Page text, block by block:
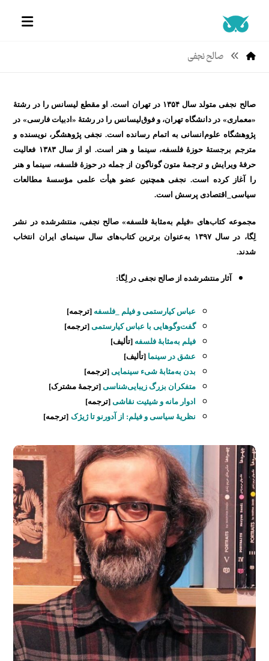
صالح نجفی
صالح نجفی متولد سال ۱۳۵۴ در تهران است. او مقطع لیسانس را در رشتۀ
«معماری» در دانشگاه تهران، و فوق‌لیسانس را در رشتۀ «ادبیات فارسی» در
پژوهشگاه علوم‌انسانی به اتمام رسانده است. نجفی پژوهشگر، نویسنده و
مترجم برجستۀ حوزهٔ فلسفه، سینما و هنر است. او از سال ۱۳۸۳ فعالیت
حرفۀ ویرایش و ترجمۀ متون گوناگون از جمله در حوزۀ فلسفه، سینما و هنر
را آغاز کرده است. نجفی همچنین عضو هیأت علمی مؤسسهٔ مطالعات
سیاسی_اقتصادی پرسش است.
مجموعه کتاب‌های «فیلم به‌‌مثابۀ فلسفه» صالح نجفی، منتشرشده در نشر
لِگا، در سال ۱۳۹۷ به‌عنوان برترین کتاب‌های سال سینمای ایران انتخاب
شدند.
آثار منتشرشده از صالح نجفی در لِگا:
عباس کیارستمی و فیلم _فلسفه [ترجمه]
گفت‌وگوهایی با عباس کیارستمی [ترجمه]
فیلم به‌مثابۀ فلسفه [تألیف]
عشق در سینما [تألیف]
بدن به‌مثابۀ شیء سینمایی [ترجمه]
متفکران بزرگ زیبایی‌شناسی [ترجمۀ مشترک]
ادوار مانه و شیئیت نقاشی[ترجمه]
نظریۀ سیاسی و فیلم: از آدورنو تا ژیژک [ترجمه]